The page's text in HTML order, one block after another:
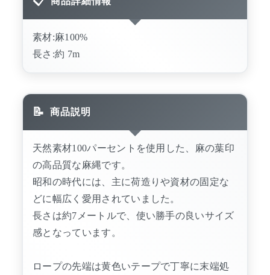
素材:麻100%
長さ:約 7m
商品説明
天然素材100パーセントを使用した、麻の葉印
の高品質な麻縄です。
昭和の時代には、主に荷造りや資材の固定な
どに幅広く愛用されていました。
長さは約7メートルで、使い勝手の良いサイズ
感となっています。
ロープの先端は黄色いテープで丁寧に末端処